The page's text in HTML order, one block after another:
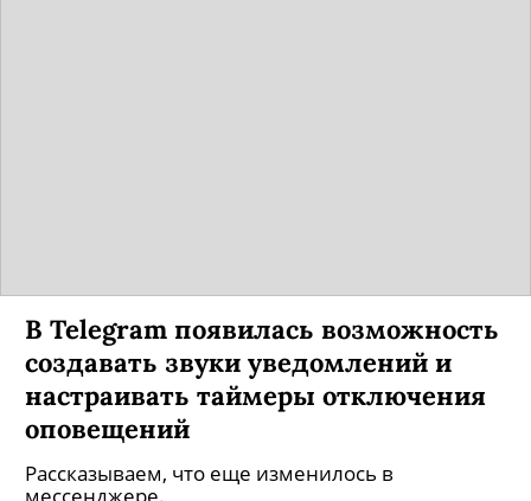
В Telegram появилась возможность
создавать звуки уведомлений и
настраивать таймеры отключения
оповещений
Рассказываем, что еще изменилось в